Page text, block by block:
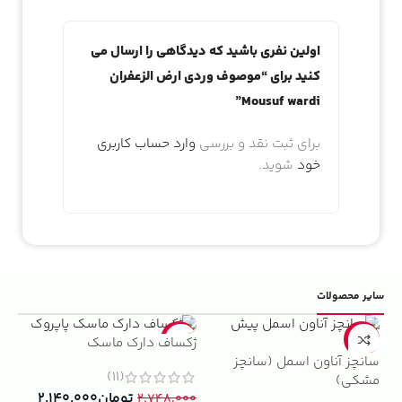
اولین نفری باشید که دیدگاهی را ارسال می
کنید برای “موصوف وردی ارض الزعفران
Mousuf wardi”
برای ثبت نقد و بررسی وارد حساب کاربری
خود شوید.
سایر محصولات
-13%
سانچز آناون اسمل (سانچز
مشکی)
-22%
ژکساف دارک ماسک
(11)